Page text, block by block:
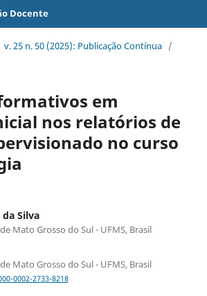
Docente
v. 25 n. 50 (2025): Publicação Contínua /
em
nos relatórios de
no curso
Silva
Mato Grosso do Sul - UFMS, Brasil
Mato Grosso do Sul - UFMS, Brasil
0002-2733-8218